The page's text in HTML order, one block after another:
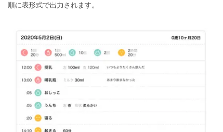
順に表形式で出力されます。